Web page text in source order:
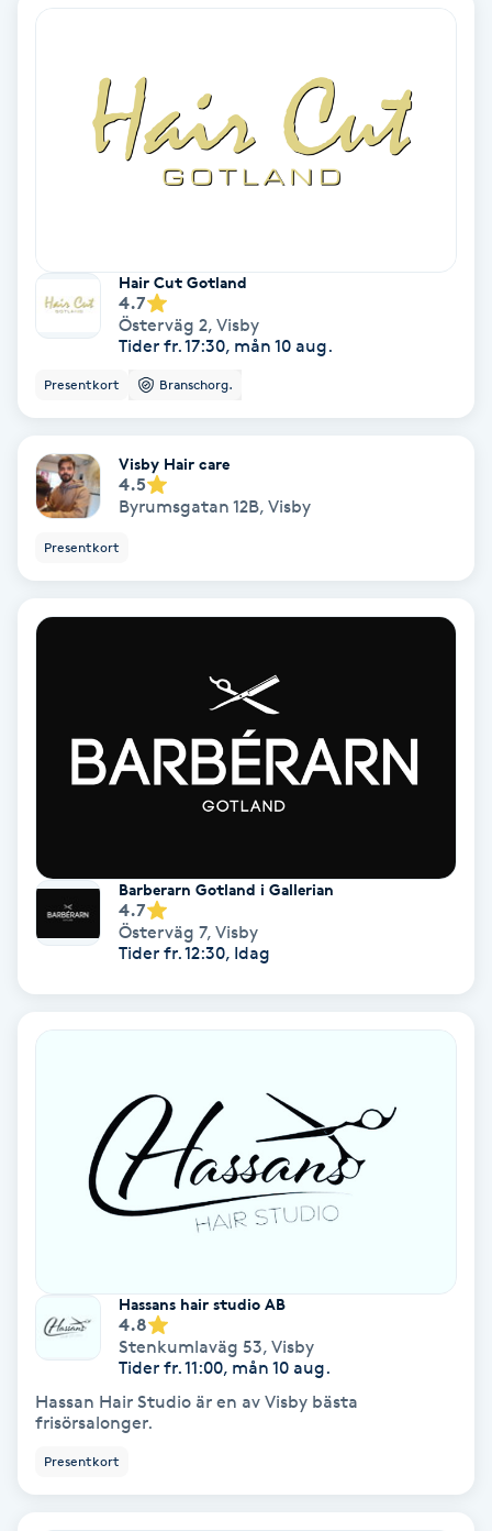
Cryoterapi
Dermapen
Diamantslipning
Extensions
Extensions borttagning
Eyeliner-tatuering
Faceliftmassage
Fettreducering
Fibromassage
Fransborttagning
Fransfärgning
Fransförlängning
Fransförlängning Megavolym
Hair Cut Gotland
4.7
Österväg 2, Visby
Tider fr. 17:30, mån 10 aug.
Presentkort Branschorg.
Visby Hair care
4.5
Byrumsgatan 12B, Visby
Presentkort
Barberarn Gotland i Gallerian
4.7
Österväg 7, Visby
Tider fr. 12:30, Idag
Hassans hair studio AB
4.8
Stenkumlaväg 53, Visby
Tider fr. 11:00, mån 10 aug.
Hassan Hair Studio är en av Visby bästa
frisörsalonger.
Presentkort